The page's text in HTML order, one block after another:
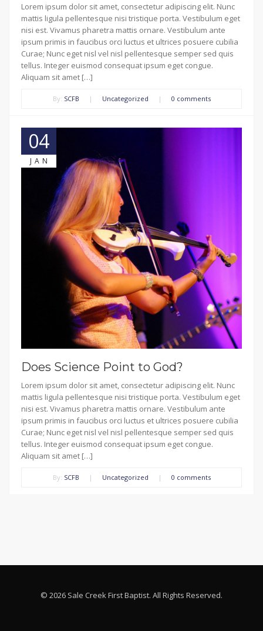
Lorem ipsum dolor sit amet, consectetur adipiscing elit. Nunc
mattis ligula pellentesque nisi tristique porta. Vestibulum eget
nisi est. Vivamus pharetra mattis ornare. Vestibulum ante
ipsum primis in faucibus orci luctus et ultrices posuere cubilia
Curae; Nunc eget nisl vel nisl pellentesque semper sed quis
tellus. Integer euismod consequat ipsum eget congue.
Aliquam sit amet […]
By: SCFB | Uncategorized | 0 comments
04
JAN
Does Science Point to God?
Lorem ipsum dolor sit amet, consectetur adipiscing elit. Nunc
mattis ligula pellentesque nisi tristique porta. Vestibulum eget
nisi est. Vivamus pharetra mattis ornare. Vestibulum ante
ipsum primis in faucibus orci luctus et ultrices posuere cubilia
Curae; Nunc eget nisl vel nisl pellentesque semper sed quis
tellus. Integer euismod consequat ipsum eget congue.
Aliquam sit amet […]
By: SCFB | Uncategorized | 0 comments
© 2026 Sale Creek First Baptist. All Rights Reserved.